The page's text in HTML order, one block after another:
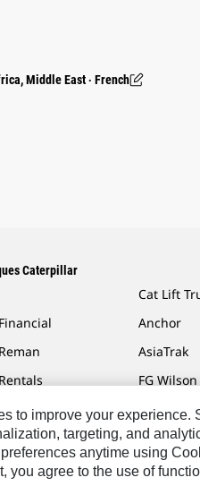
Middle East ‧ French
Caterpillar
Cat Lift
Anchor
AsiaTrak
FG Wilson
Contacter Caterpillar
to improve your experience.
targeting, and
anytime using
you agree to the use of